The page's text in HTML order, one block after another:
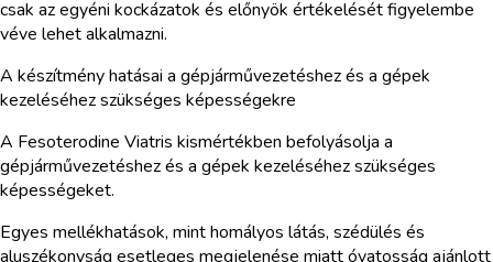
csak az egyéni kockázatok és előnyök értékelését figyelembe
véve lehet alkalmazni.
A készítmény hatásai a gépjárművezetéshez és a gépek
kezeléséhez szükséges képességekre
A Fesoterodine Viatris kismértékben befolyásolja a
gépjárművezetéshez és a gépek kezeléséhez szükséges
képességeket.
Egyes mellékhatások, mint homályos látás, szédülés és
aluszékonyság esetleges megjelenése miatt óvatosság ajánlott